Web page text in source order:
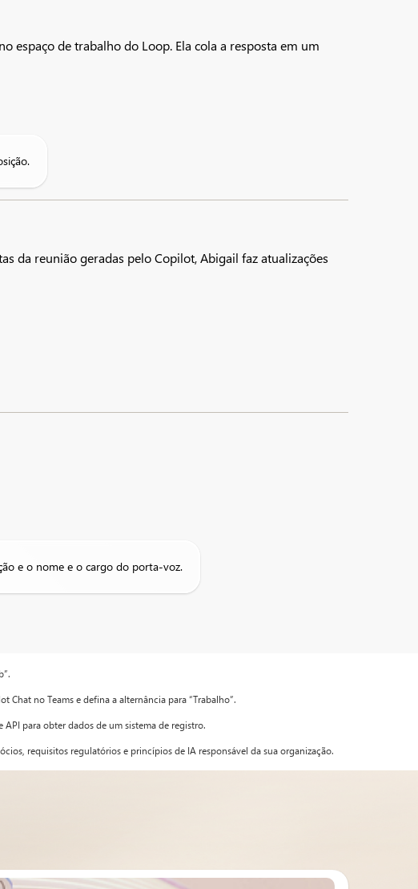
espaço de trabalho do Loop. Ela cola a resposta em um
da reunião geradas pelo Copilot, Abigail faz atualizações
e o nome e o cargo do porta-voz.
no Teams e defina a alternância para “Trabalho”.
para obter dados de um sistema de registro.
requisitos regulatórios e princípios de IA responsável da sua organização.